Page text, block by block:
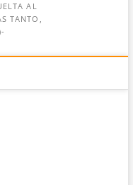
AL
TANTO,